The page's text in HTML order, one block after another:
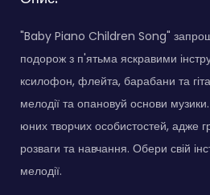
"Baby Piano Children Song"
подорож з п'ятьма яскравими
ксилофон, флейта, барабани та
мелодії та опановуй основи
юних творчих особистостей, адже
розваги та навчання. Обери свій
мелодії.